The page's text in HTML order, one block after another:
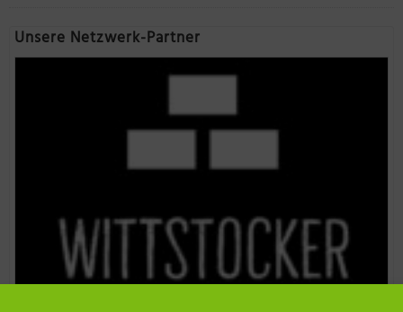
Unsere Netzwerk-Partner